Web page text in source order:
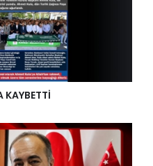
KAYBETTİ